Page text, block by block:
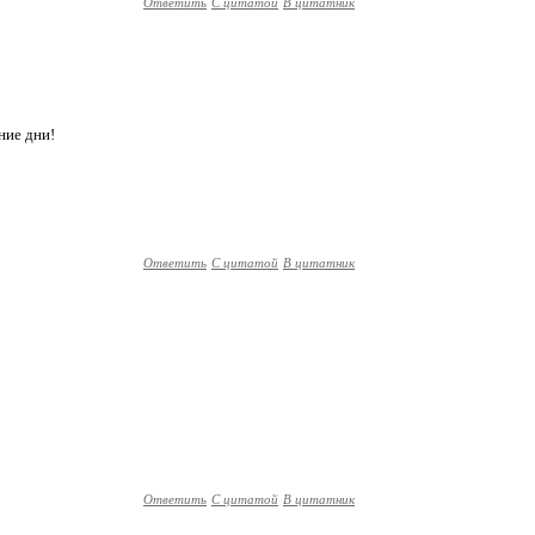
дни!
Ответить С цитатой В цитатник
Ответить С цитатой В цитатник